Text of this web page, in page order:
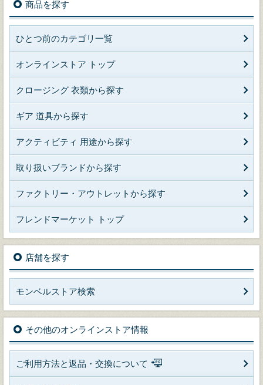
商品を探す
ひとつ前のカテゴリ一覧
オンラインストア トップ
クロージング 衣類から探す
ギア 道具から探す
アクティビティ 用途から探す
取り扱いブランドから探す
ファクトリー・アウトレットから探す
フレンドマーケット トップ
店舗を探す
モンベルストア検索
その他のオンラインストア情報
ご利用方法と返品・交換について